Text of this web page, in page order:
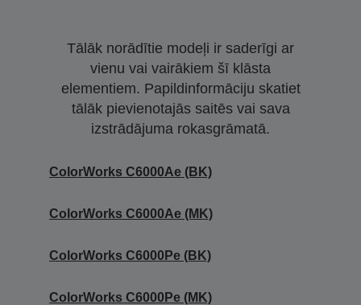
Tālāk norādītie modeļi ir saderīgi ar
vienu vai vairākiem šī klāsta
elementiem. Papildinformāciju skatiet
tālāk pievienotajās saitēs vai sava
izstrādājuma rokasgrāmatā.
ColorWorks C6000Ae (BK)
ColorWorks C6000Ae (MK)
ColorWorks C6000Pe (BK)
ColorWorks C6000Pe (MK)